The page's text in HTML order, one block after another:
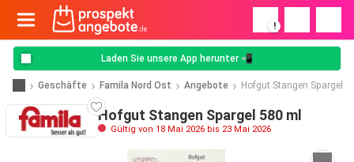
!
Laden Sie unsere App herunter 📲
Geschäfte Famila Nord Ost Angebote Hofgut Stangen Spargel
Hofgut Stangen Spargel 580 ml
Gültig von 18 Mai 2026 bis 23 Mai 2026